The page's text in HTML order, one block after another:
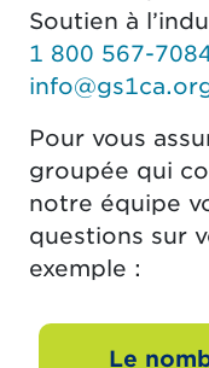
Soutien à
1 800 567-
Pour vous
groupée qui
notre équipe
questions sur
exemple :
Le